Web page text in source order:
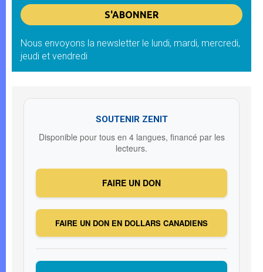
Nous envoyons la newsletter le lundi, mardi, mercredi,
jeudi et vendredi
SOUTENIR ZENIT
Disponible pour tous en 4 langues, financé par les
lecteurs.
FAIRE UN DON
FAIRE UN DON EN DOLLARS CANADIENS